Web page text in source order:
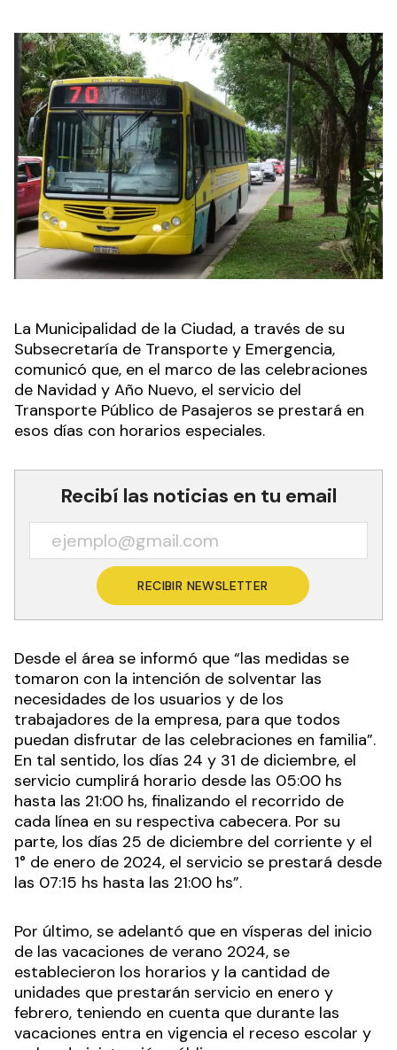
La Municipalidad de la Ciudad, a través de su
Subsecretaría de Transporte y Emergencia,
comunicó que, en el marco de las celebraciones
de Navidad y Año Nuevo, el servicio del
Transporte Público de Pasajeros se prestará en
esos días con horarios especiales.
Recibí las noticias en tu email
RECIBIR NEWSLETTER
Desde el área se informó que “las medidas se
tomaron con la intención de solventar las
necesidades de los usuarios y de los
trabajadores de la empresa, para que todos
puedan disfrutar de las celebraciones en familia”.
En tal sentido, los días 24 y 31 de diciembre, el
servicio cumplirá horario desde las 05:00 hs
hasta las 21:00 hs, finalizando el recorrido de
cada línea en su respectiva cabecera. Por su
parte, los días 25 de diciembre del corriente y el
1° de enero de 2024, el servicio se prestará desde
las 07:15 hs hasta las 21:00 hs”.
Por último, se adelantó que en vísperas del inicio
de las vacaciones de verano 2024, se
establecieron los horarios y la cantidad de
unidades que prestarán servicio en enero y
febrero, teniendo en cuenta que durante las
vacaciones entra en vigencia el receso escolar y